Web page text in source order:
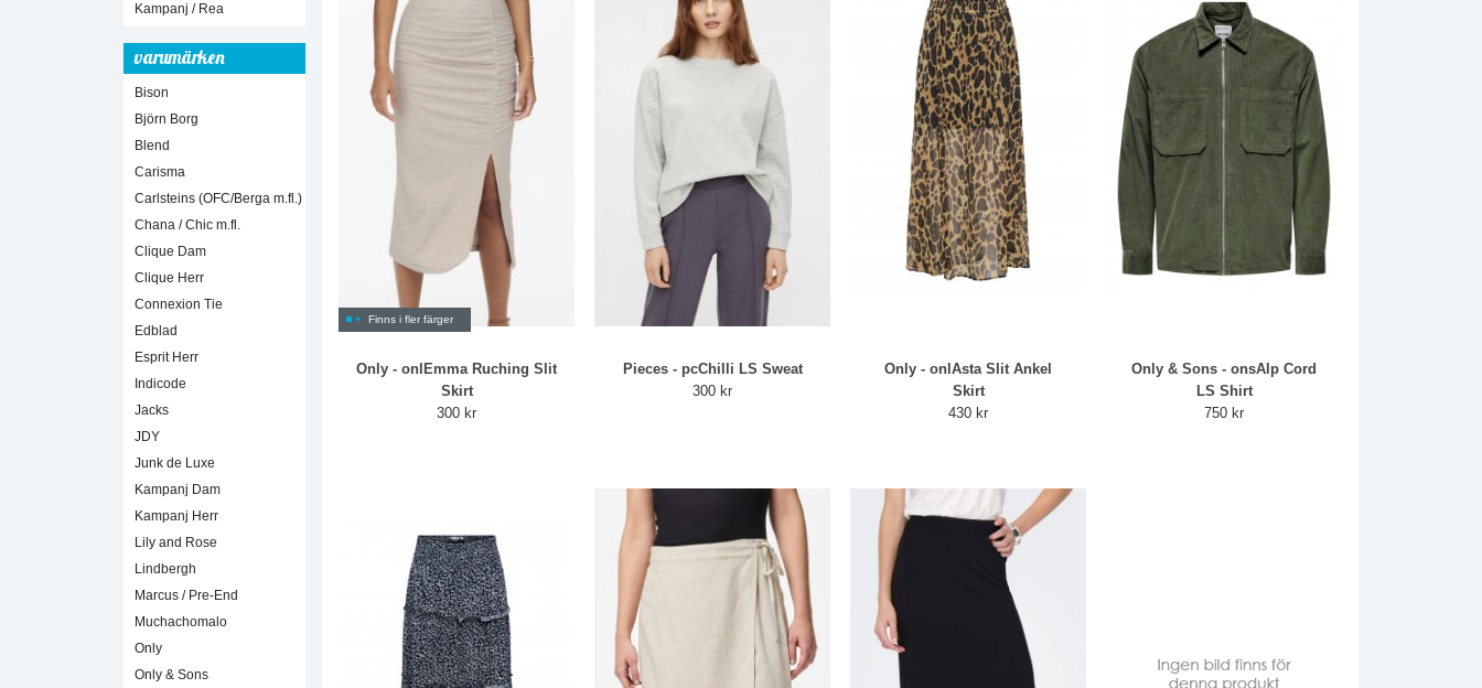
Kampanj / Rea
varumärken
Bison
Björn Borg
Blend
Carisma
Carlsteins (OFC/Berga m.fl.)
Chana / Chic m.fl.
Clique Dam
Clique Herr
Connexion Tie
Edblad
Esprit Herr
Indicode
Jacks
JDY
Junk de Luxe
Kampanj Dam
Kampanj Herr
Lily and Rose
Lindbergh
Marcus / Pre-End
Muchachomalo
Only
Only & Sons
Finns i fler färger
Only - onlEmma Ruching Slit
Skirt
300 kr
Pieces - pcChilli LS Sweat
300 kr
Only - onlAsta Slit Ankel
Skirt
430 kr
Only & Sons - onsAlp Cord
LS Shirt
750 kr